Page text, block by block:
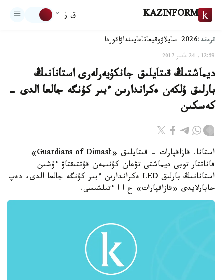
KAZINFORM ق ز
ترەند:2026-سايلاۋ وقيعاتاعايىنداۋاقوردا
12:59, 24 مامىر 2017
ديماشتىڭ قىتايلىق جانكۇيەرلەرى استانانىڭ
بارلىق ۇلكەن ەكراندارىن ءبىر كۇنگە جالعا الدى -
كەسكىن
استانا. قازاقپارات - قىتايلىق «Guardians of Dimash»
فاناتتار توبى ديماشتى تۋعان كۇنىمەن قۇتتىقتاۋ ءۇشىن
استانانىڭ بارلىق LED ەكراندارىن ءبىر كۇنگە جالعا الدى، دەپ
حابارلايدى «قازاقپارات» ح ا ا ءتىلشىسى.